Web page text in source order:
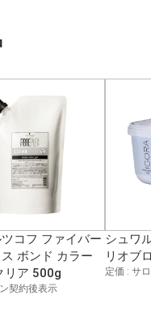
コフ ファイバー
ボンド カラー
リア 500g
契約後表示
シュワ
リオブ
定価 : サ